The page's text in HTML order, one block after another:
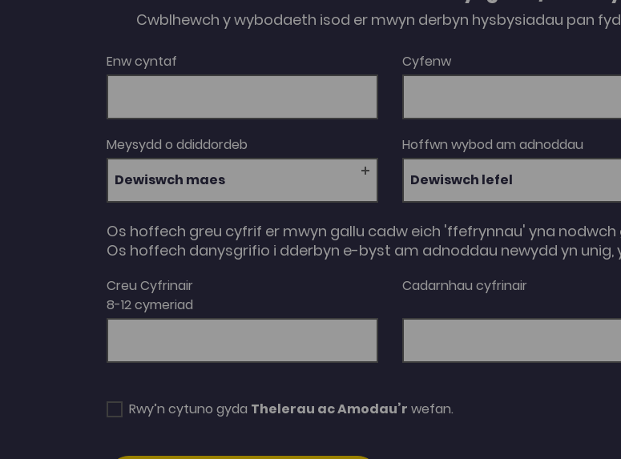
Cwblhewch y wybodaeth isod er mwyn derbyn hysbysiadau pan
Enw cyntaf Cyfenw
Meysydd o ddiddordeb
Dewiswch maes
Hoffwn wybod am adnoddau
Dewiswch lefel
Os hoffech greu cyfrif er mwyn gallu cadw eich 'ffefrynnau' yna nodwch
Os hoffech danysgrifio i dderbyn e-byst am adnoddau newydd yn unig,
Creu Cyfrinair
8-12 cymeriad
Cadarnhau cyfrinair
Rwy’n cytuno gyda Thelerau ac Amodau’r wefan.